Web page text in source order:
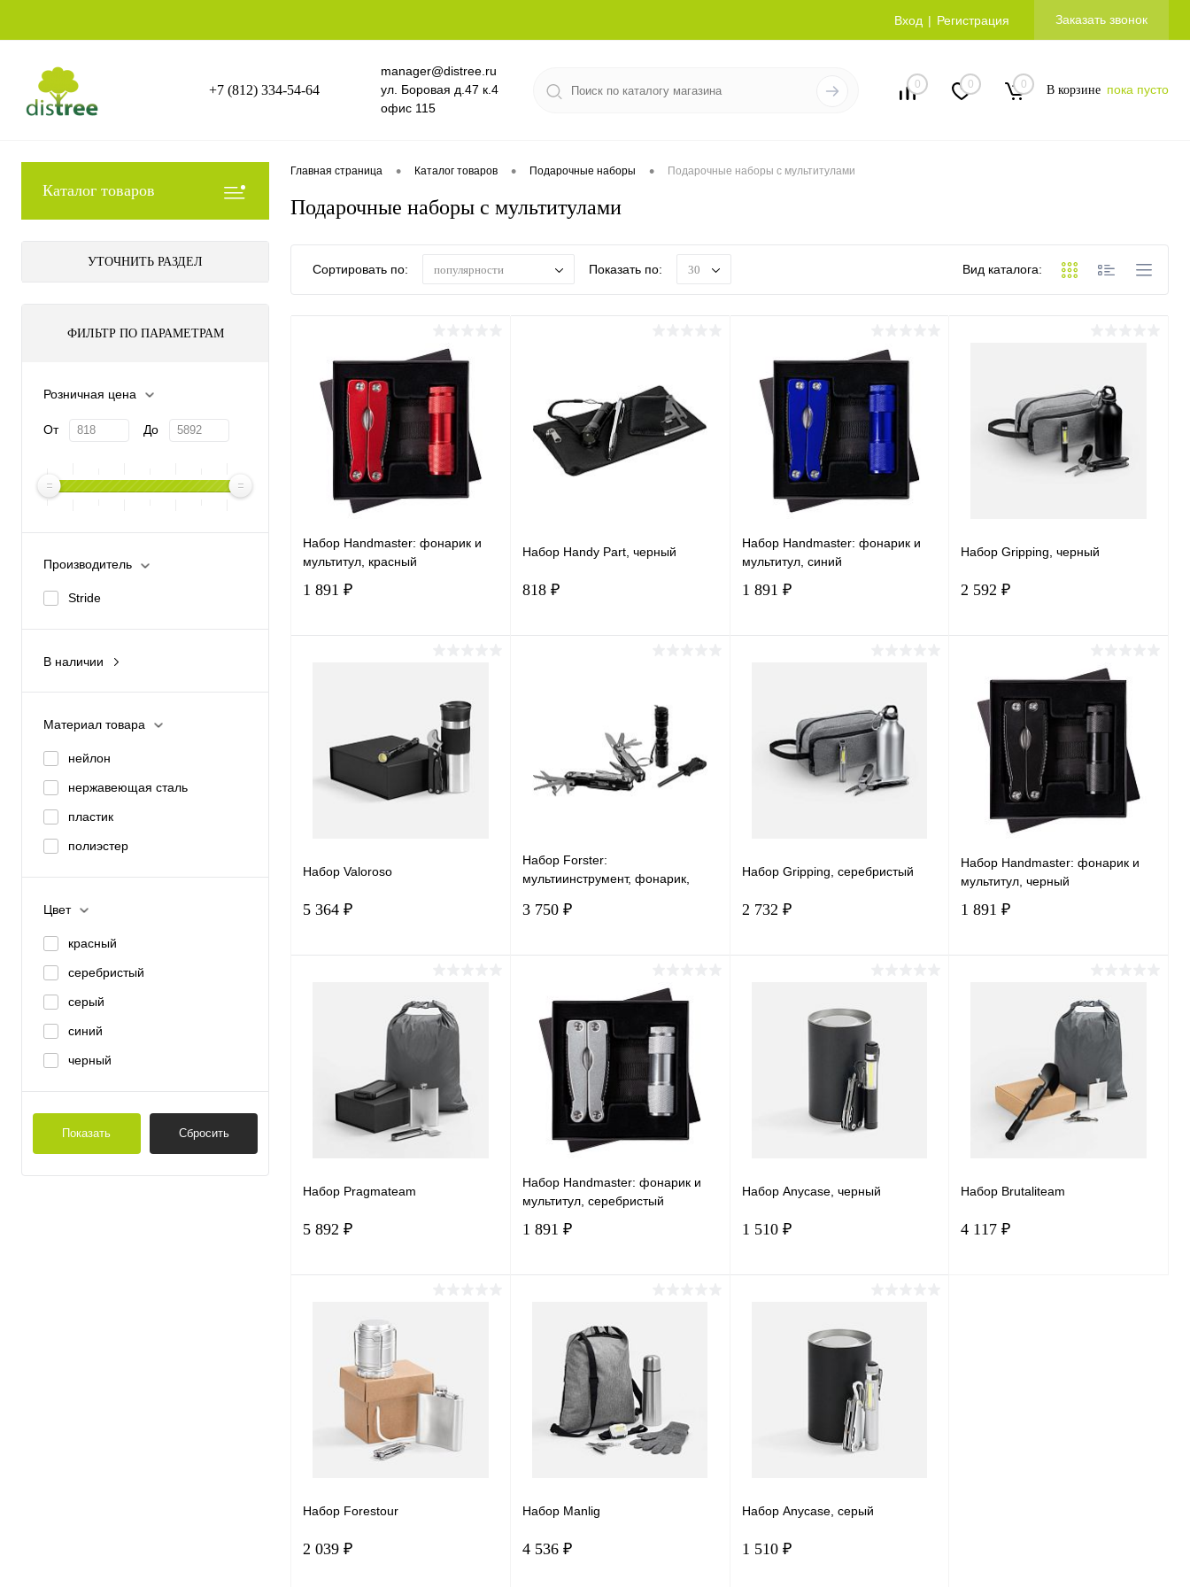
Вход Регистрация Заказать звонок
+7 (812) 334-54-64
manager@distree.ru
ул. Боровая д.47 к.4
офис 115
0 0 0 В корзине пока пусто
Каталог товаров
УТОЧНИТЬ РАЗДЕЛ
ФИЛЬТР ПО ПАРАМЕТРАМ
Розничная цена
От До
Производитель
Stride
В наличии
Материал товара
нейлон
нержавеющая сталь
пластик
полиэстер
Цвет
красный
серебристый
серый
синий
черный
Показать Сбросить
Главная страница • Каталог товаров • Подарочные наборы • Подарочные наборы с мультитулами
Подарочные наборы с мультитулами
Сортировать по: популярности Показать по: 30 Вид каталога:
Набор Handmaster: фонарик и
мультитул, красный
1 891 ₽
Сравнение
В избранное В наличии
Набор Handy Part, черный
818 ₽
Сравнение
В избранное В наличии
Набор Handmaster: фонарик и
мультитул, синий
1 891 ₽
Купить в 1 клик Сравнение
В избранное В наличии
Набор Gripping, черный
2 592 ₽
Купить в 1 клик Сравнение
В избранное В наличии
Набор Valoroso
5 364 ₽
Купить в 1 клик Сравнение
В наличии
Набор Forster:
мультиинструмент, фонарик,
3 750 ₽
Купить в 1 клик Сравнение
В избранное В наличии
Набор Gripping, серебристый
2 732 ₽
Купить в 1 клик
В наличии
Набор Handmaster: фонарик и
мультитул, черный
1 891 ₽
Купить в 1 клик Сравнение
Набор Pragmateam
5 892 ₽
Купить в 1 клик
В избранное В наличии
Набор Handmaster: фонарик и
мультитул, серебристый
1 891 ₽
Купить в 1 клик
В избранное
Набор Anycase, черный
1 510 ₽
Купить в 1 клик
Под заказ
Набор Brutaliteam
4 117 ₽
Набор Forestour
2 039 ₽
Набор Manlig
4 536 ₽
Набор Anycase, серый
1 510 ₽